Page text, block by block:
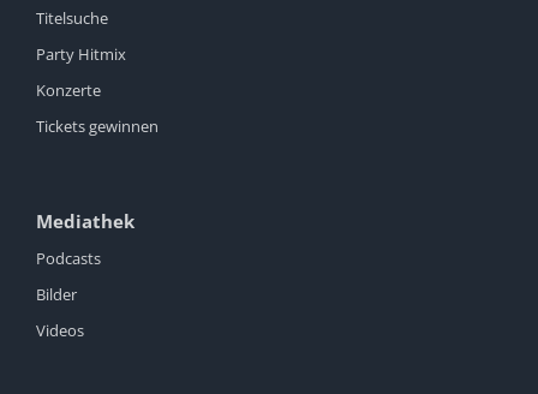
Titelsuche
Party Hitmix
Konzerte
Tickets gewinnen
Mediathek
Podcasts
Bilder
Videos